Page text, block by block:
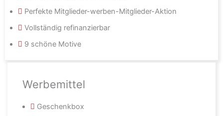
Perfekte Mitglieder-werben-Mitglieder-Aktion
Vollständig refinanzierbar
9 schöne Motive
Werbemittel
Geschenkbox